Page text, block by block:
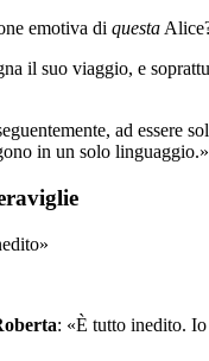
emotiva di questa
il suo viaggio, e
ad essere
in un solo linguaggio.»
: «È tutto inedito.